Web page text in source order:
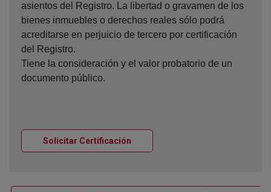
asientos del Registro. La libertad o gravamen de los
bienes inmuebles o derechos reales sólo podrá
acreditarse en perjuicio de tercero por certificación
del Registro.
Tiene la consideración y el valor probatorio de un
documento público.
Solicitar Certificación